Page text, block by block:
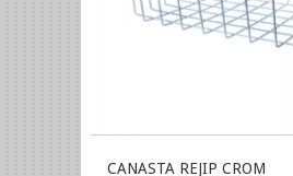
CANASTA REJIP CROM